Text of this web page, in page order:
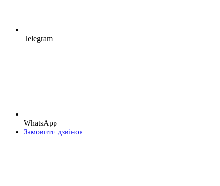
Telegram
WhatsApp
Замовити дзвінок